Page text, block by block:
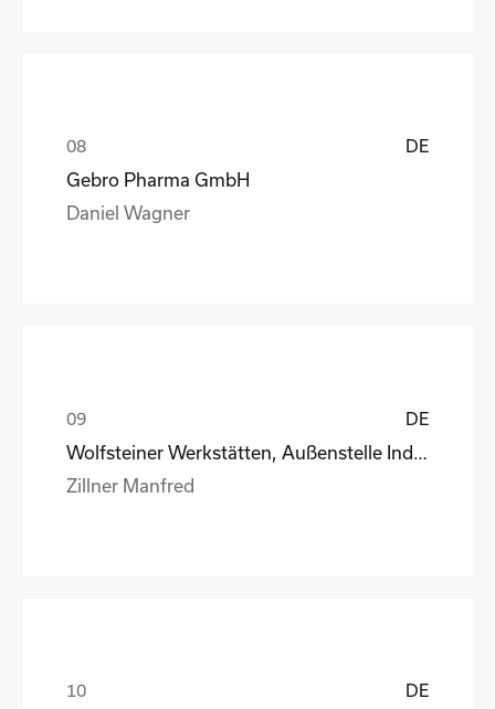
DE
Gebro Pharma GmbH
Daniel Wagner
DE
Zillner Manfred
DE